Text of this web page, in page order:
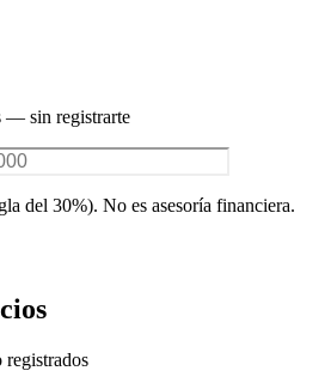
— sin registrarte
del 30%). No es asesoría financiera.
registrados